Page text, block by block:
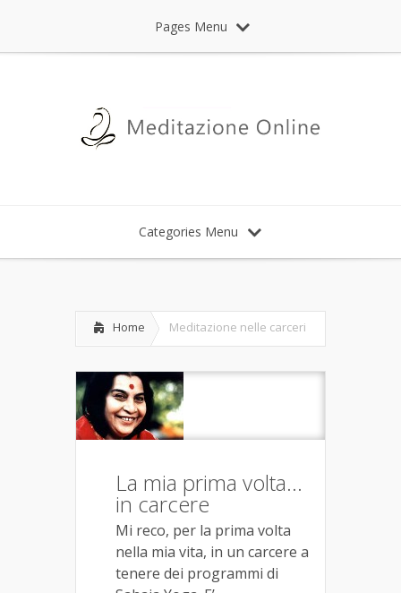
Pages Menu
Categories Menu
Home Meditazione nelle carceri
La mia prima volta…
in carcere
Mi reco, per la prima volta
nella mia vita, in un carcere a
tenere dei programmi di